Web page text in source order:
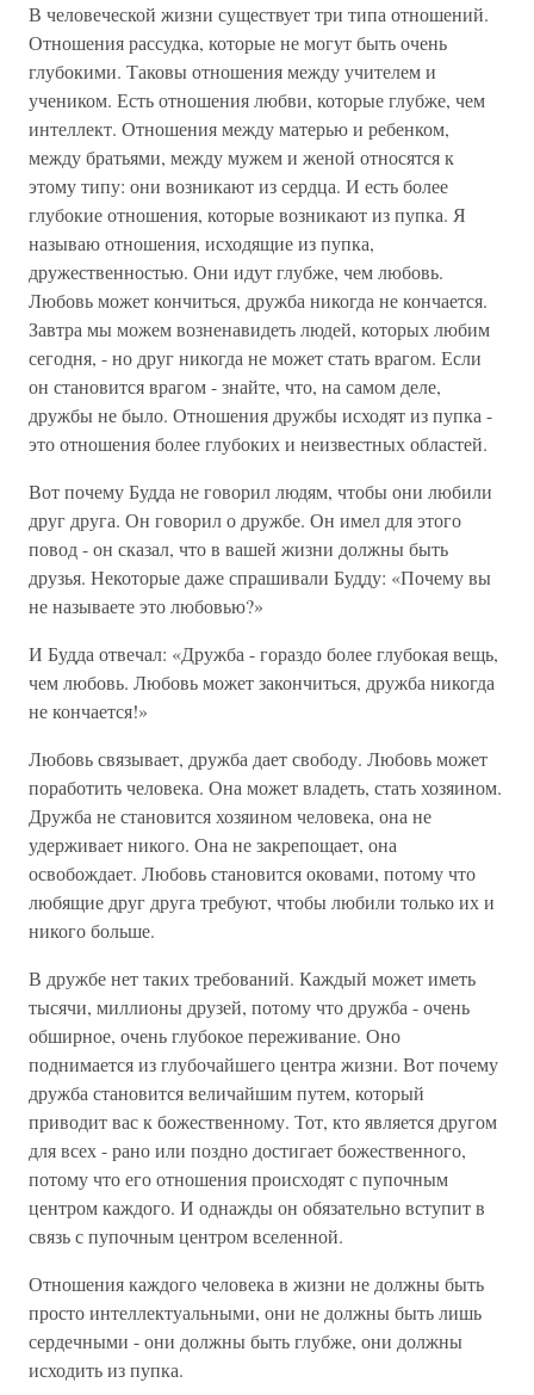
В человеческой жизни существует три типа отношений.
Отношения рассудка, которые не могут быть очень
глубокими. Таковы отношения между учителем и
учеником. Есть отношения любви, которые глубже, чем
интеллект. Отношения между матерью и ребенком,
между братьями, между мужем и женой относятся к
этому типу: они возникают из сердца. И есть более
глубокие отношения, которые возникают из пупка. Я
называю отношения, исходящие из пупка,
дружественностью. Они идут глубже, чем любовь.
Любовь может кончиться, дружба никогда не кончается.
Завтра мы можем возненавидеть людей, которых любим
сегодня, - но друг никогда не может стать врагом. Если
он становится врагом - знайте, что, на самом деле,
дружбы не было. Отношения дружбы исходят из пупка -
это отношения более глубоких и неизвестных областей.
Вот почему Будда не говорил людям, чтобы они любили
друг друга. Он говорил о дружбе. Он имел для этого
повод - он сказал, что в вашей жизни должны быть
друзья. Некоторые даже спрашивали Будду: «Почему вы
не называете это любовью?»
И Будда отвечал: «Дружба - гораздо более глубокая вещь,
чем любовь. Любовь может закончиться, дружба никогда
не кончается!»
Любовь связывает, дружба дает свободу. Любовь может
поработить человека. Она может владеть, стать хозяином.
Дружба не становится хозяином человека, она не
удерживает никого. Она не закрепощает, она
освобождает. Любовь становится оковами, потому что
любящие друг друга требуют, чтобы любили только их и
никого больше.
В дружбе нет таких требований. Каждый может иметь
тысячи, миллионы друзей, потому что дружба - очень
обширное, очень глубокое переживание. Оно
поднимается из глубочайшего центра жизни. Вот почему
дружба становится величайшим путем, который
приводит вас к божественному. Тот, кто является другом
для всех - рано или поздно достигает божественного,
потому что его отношения происходят с пупочным
центром каждого. И однажды он обязательно вступит в
связь с пупочным центром вселенной.
Отношения каждого человека в жизни не должны быть
просто интеллектуальными, они не должны быть лишь
сердечными - они должны быть глубже, они должны
исходить из пупка.